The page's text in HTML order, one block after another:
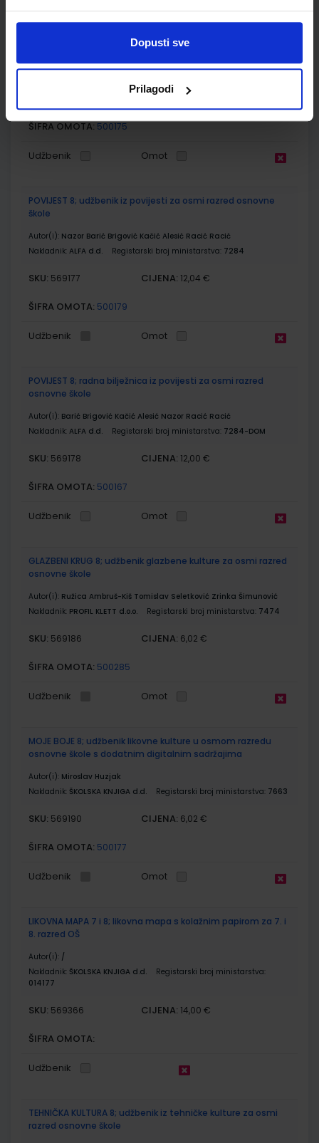
Dopusti sve
Prilagodi
GEA 4; radna bilježnica za geografiju u osmom razredu OŠ s
dodatnim digitalnim sadržajima
Danijel Orešić Ružica Vuk Igor Tišma Alenka Bujan
7625-DOM
CIJENA: 13,60 €
ŠIFRA OMOTA: 500175
Udžbenik Omot
POVIJEST 8; udžbenik iz povijesti za osmi razred osnovne
škole
Autor(i): Nazor Barić Brigović Kačić Alesić Racić Racić
Nakladnik: ALFA d.d. Registarski broj ministarstva: 7284
SKU: 569177 CIJENA: 12,04 €
ŠIFRA OMOTA: 500179
Udžbenik Omot
POVIJEST 8; radna bilježnica iz povijesti za osmi razred
osnovne škole
Autor(i): Barić Brigović Kačić Alesić Nazor Racić Racić
Nakladnik: ALFA d.d. Registarski broj ministarstva: 7284-DOM
SKU: 569178 CIJENA: 12,00 €
ŠIFRA OMOTA: 500167
Udžbenik Omot
GLAZBENI KRUG 8; udžbenik glazbene kulture za osmi razred
osnovne škole
Autor(i): Ružica Ambruš-Kiš Tomislav Seletković Zrinka Šimunović
Nakladnik: PROFIL KLETT d.o.o. Registarski broj ministarstva: 7474
SKU: 569186 CIJENA: 6,02 €
ŠIFRA OMOTA: 500285
Udžbenik Omot
MOJE BOJE 8; udžbenik likovne kulture u osmom razredu
osnovne škole s dodatnim digitalnim sadržajima
Autor(i): Miroslav Huzjak
Nakladnik: ŠKOLSKA KNJIGA d.d. Registarski broj ministarstva: 7663
SKU: 569190 CIJENA: 6,02 €
ŠIFRA OMOTA: 500177
Udžbenik Omot
LIKOVNA MAPA 7 i 8; likovna mapa s kolažnim papirom za 7. i
8. razred OŠ
Autor(i): /
Nakladnik: ŠKOLSKA KNJIGA d.d.
Registarski broj ministarstva:
014177
SKU: 569366 CIJENA: 14,00 €
ŠIFRA OMOTA:
Udžbenik
TEHNIČKA KULTURA 8; udžbenik iz tehničke kulture za osmi
razred osnovne škole